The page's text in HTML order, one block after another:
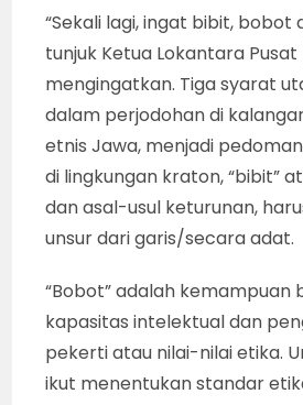
“Sekali lagi, ingat bibit, bobot
tunjuk Ketua Lokantara
mengingatkan. Tiga syarat
dalam perjodohan di
etnis Jawa, menjadi
di lingkungan kraton, “bibit”
dan asal-usul keturunan,
unsur dari garis/secara adat.
“Bobot” adalah kemampuan
kapasitas intelektual dan
pekerti atau nilai-nilai etika.
ikut menentukan standar